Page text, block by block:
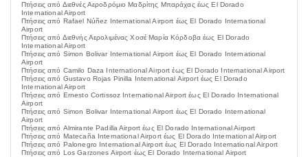
Πτήσεις από Διεθνές Αεροδρόμιο Μαδρίτης Μπαράχας έως El Dorado
International Airport
Πτήσεις από Rafael Núñez International Airport έως El Dorado International
Airport
Πτήσεις από Διεθνής Αερολιμένας Χοσέ Μαρία Κόρδοβα έως El Dorado
International Airport
Πτήσεις από Simon Bolivar International Airport έως El Dorado International
Airport
Πτήσεις από Camilo Daza International Airport έως El Dorado International Airport
Πτήσεις από Gustavo Rojas Pinilla International Airport έως El Dorado
International Airport
Πτήσεις από Ernesto Cortissoz International Airport έως El Dorado International
Airport
Πτήσεις από Simon Bolivar International Airport έως El Dorado International
Airport
Πτήσεις από Almirante Padilla Airport έως El Dorado International Airport
Πτήσεις από Matecaña International Airport έως El Dorado International Airport
Πτήσεις από Palonegro International Airport έως El Dorado International Airport
Πτήσεις από Los Garzones Airport έως El Dorado International Airport